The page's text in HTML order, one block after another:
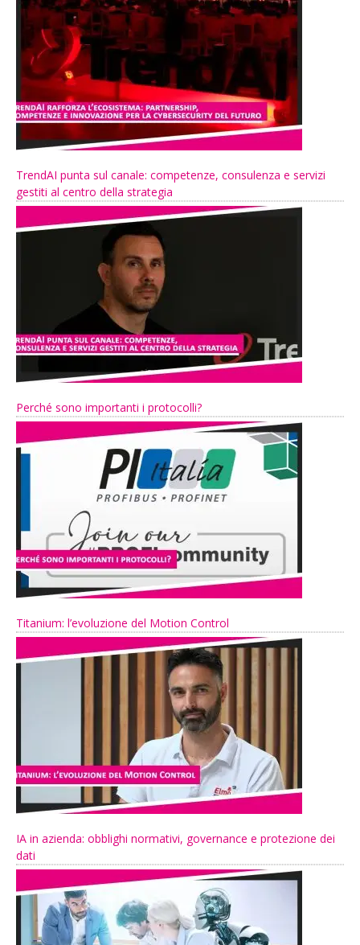
TrendAI punta sul canale: competenze, consulenza e servizi
gestiti al centro della strategia
Perché sono importanti i protocolli?
Titanium: l’evoluzione del Motion Control
IA in azienda: obblighi normativi, governance e protezione dei
dati